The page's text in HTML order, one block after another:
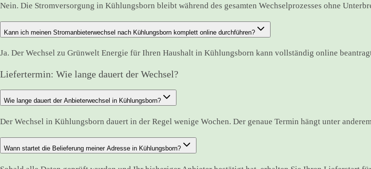
Nein. Die Stromversorgung in Kühlungsborn bleibt während des gesamten Wechselprozesses ohne
Kann ich meinen Stromanbieterwechsel nach Kühlungsborn komplett online durchführen?
Ja. Der Wechsel zu Grünwelt Energie für Ihren Haushalt in Kühlungsborn kann vollständig online
Liefertermin: Wie lange dauert der Wechsel?
Wie lange dauert der Anbieterwechsel in Kühlungsborn?
Der Wechsel in Kühlungsborn dauert in der Regel wenige Wochen. Der genaue Termin hängt unter
Wann startet die Belieferung meiner Adresse in Kühlungsborn?